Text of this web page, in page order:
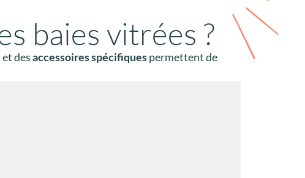
baies vitrées ?
et desaccessoires spécifiquespermettent de